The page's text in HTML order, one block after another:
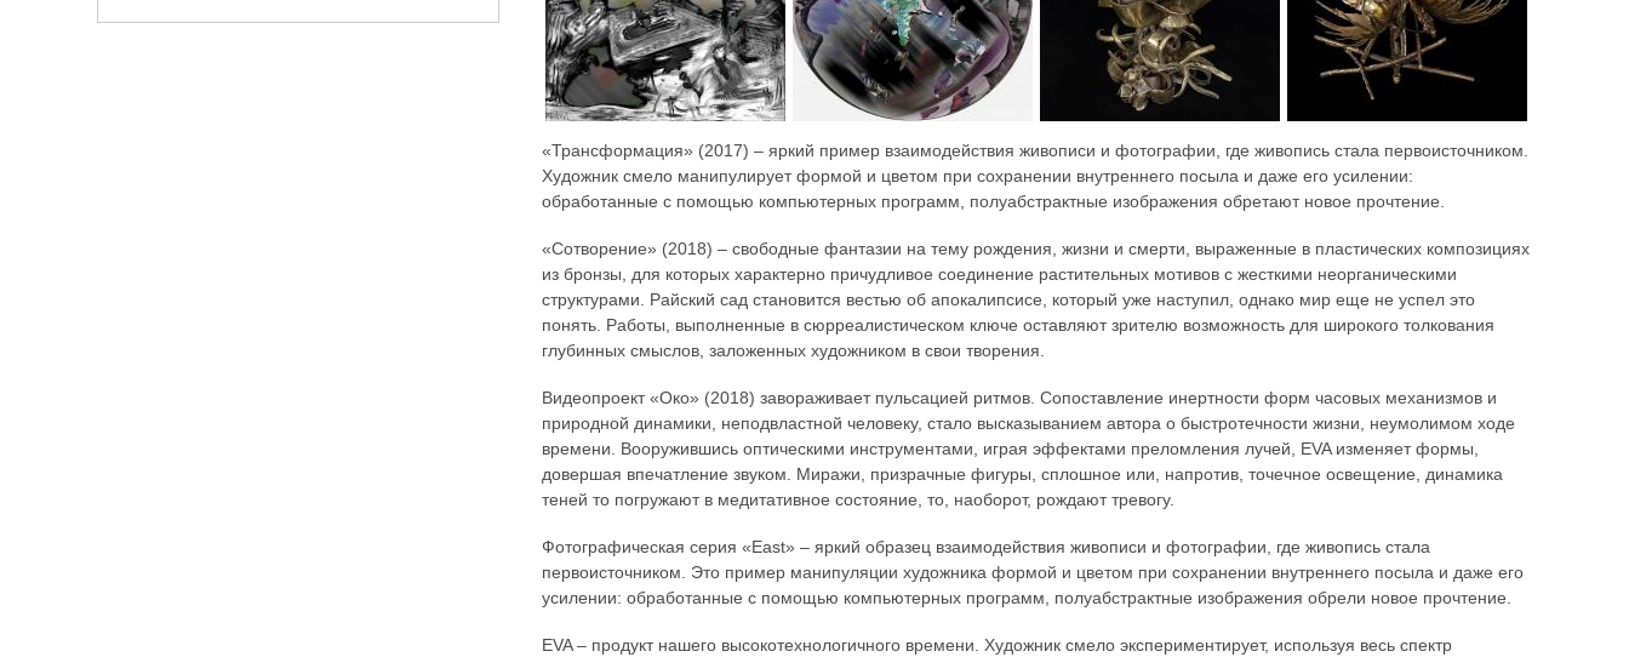
«Трансформация» (2017) – яркий пример взаимодействия живописи и фотографии, где живопись стала первоисточником.
Художник смело манипулирует формой и цветом при сохранении внутреннего посыла и даже его усилении:
обработанные с помощью компьютерных программ, полуабстрактные изображения обретают новое прочтение.
«Сотворение» (2018) – свободные фантазии на тему рождения, жизни и смерти, выраженные в пластических композициях
из бронзы, для которых характерно причудливое соединение растительных мотивов с жесткими неорганическими
структурами. Райский сад становится вестью об апокалипсисе, который уже наступил, однако мир еще не успел это
понять. Работы, выполненные в сюрреалистическом ключе оставляют зрителю возможность для широкого толкования
глубинных смыслов, заложенных художником в свои творения.
Видеопроект «Око» (2018) завораживает пульсацией ритмов. Сопоставление инертности форм часовых механизмов и
природной динамики, неподвластной человеку, стало высказыванием автора о быстротечности жизни, неумолимом ходе
времени. Вооружившись оптическими инструментами, играя эффектами преломления лучей, EVA изменяет формы,
довершая впечатление звуком. Миражи, призрачные фигуры, сплошное или, напротив, точечное освещение, динамика
теней то погружают в медитативное состояние, то, наоборот, рождают тревогу.
Фотографическая серия «East» – яркий образец взаимодействия живописи и фотографии, где живопись стала
первоисточником. Это пример манипуляции художника формой и цветом при сохранении внутреннего посыла и даже его
усилении: обработанные с помощью компьютерных программ, полуабстрактные изображения обрели новое прочтение.
EVA – продукт нашего высокотехнологичного времени. Художник смело экспериментирует, используя весь спектр